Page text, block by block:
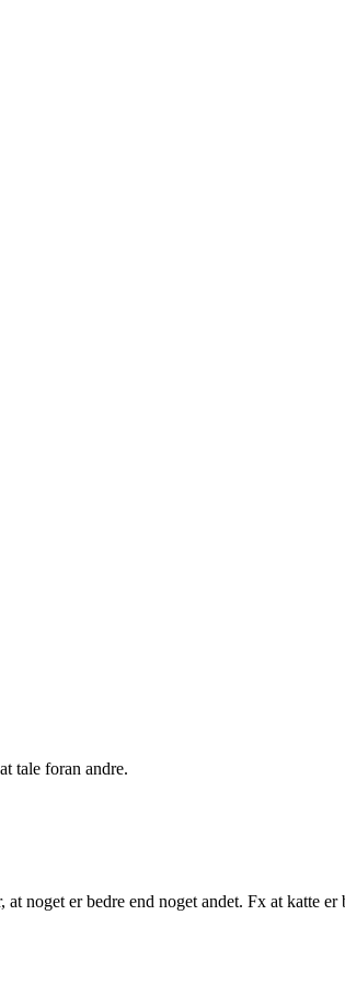
tale foran andre.
noget er bedre end noget andet. Fx at katte